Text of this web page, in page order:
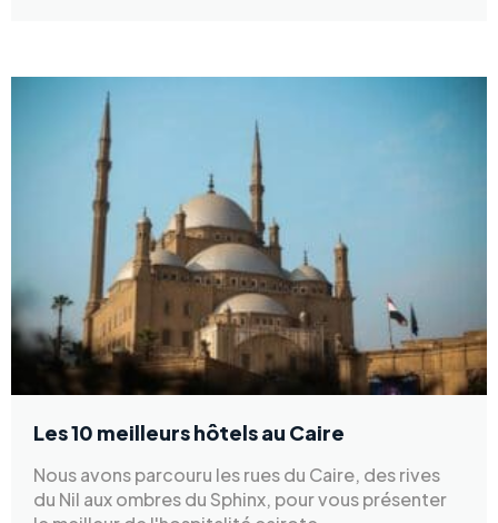
Les 10 meilleurs hôtels au Caire
Nous avons parcouru les rues du Caire, des rives
du Nil aux ombres du Sphinx, pour vous présenter